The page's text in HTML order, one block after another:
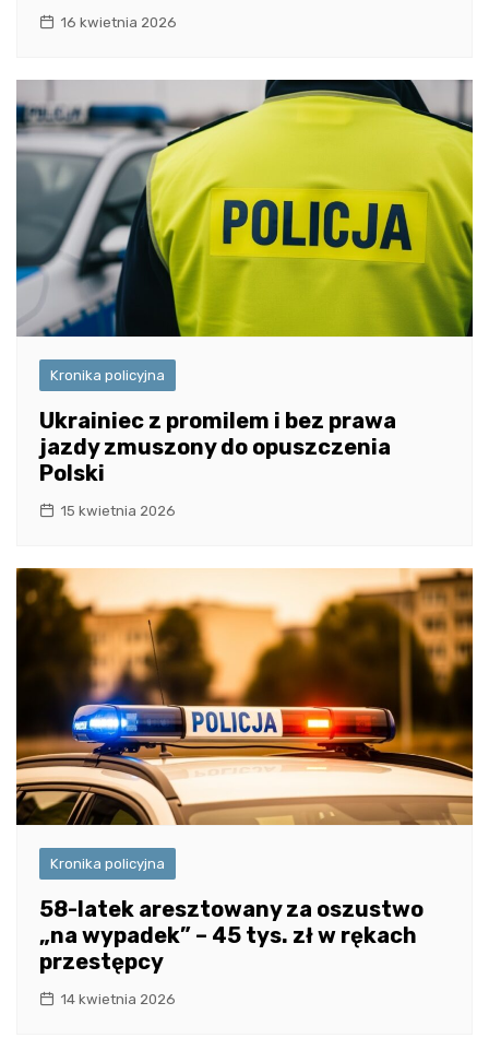
16 kwietnia 2026
Kronika policyjna
Ukrainiec z promilem i bez prawa
jazdy zmuszony do opuszczenia
Polski
15 kwietnia 2026
Kronika policyjna
58-latek aresztowany za oszustwo
„na wypadek” – 45 tys. zł w rękach
przestępcy
14 kwietnia 2026